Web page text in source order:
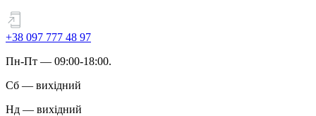
+38 097 777 48 97
Пн-Пт — 09:00-18:00.
Сб — вихідний
Нд — вихідний